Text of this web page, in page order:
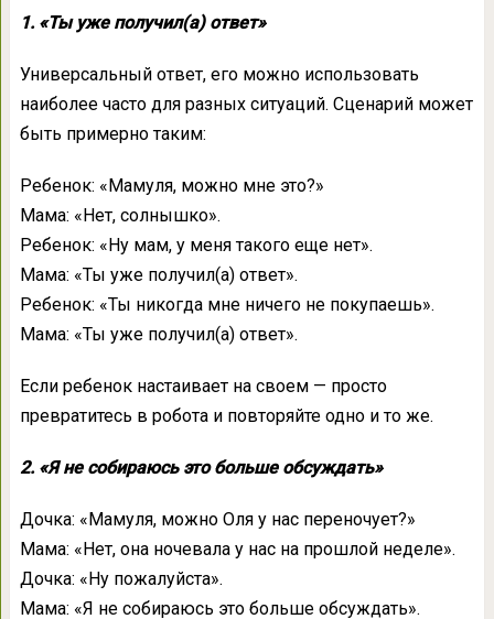
1. «Ты уже получил(а) ответ»
Универсальный ответ, его можно использовать
наиболее часто для разных ситуаций. Сценарий может
быть примерно таким:
Ребенок: «Мамуля, можно мне это?»
Мама: «Нет, солнышко».
Ребенок: «Ну мам, у меня такого еще нет».
Мама: «Ты уже получил(а) ответ».
Ребенок: «Ты никогда мне ничего не покупаешь».
Мама: «Ты уже получил(а) ответ».
Если ребенок настаивает на своем — просто
превратитесь в робота и повторяйте одно и то же.
2. «Я не собираюсь это больше обсуждать»
Дочка: «Мамуля, можно Оля у нас переночует?»
Мама: «Нет, она ночевала у нас на прошлой неделе».
Дочка: «Ну пожалуйста».
Мама: «Я не собираюсь это больше обсуждать».